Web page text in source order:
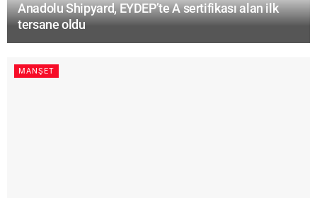
Anadolu Shipyard, EYDEP’te A sertifikası alan ilk
tersane oldu
MANŞET